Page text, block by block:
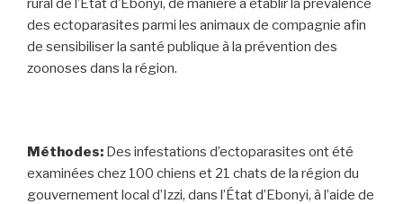
rural de l’État d’Ebonyi, de manière à établir la prévalence
des ectoparasites parmi les animaux de compagnie afin
de sensibiliser la santé publique à la prévention des
zoonoses dans la région.
Méthodes: Des infestations d’ectoparasites ont été
examinées chez 100 chiens et 21 chats de la région du
gouvernement local d’Izzi, dans l’État d’Ebonyi, à l’aide de